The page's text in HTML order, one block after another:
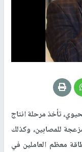
تأخذ مرحلة انتاج
للمصابين، وكذلك
معظم العاملين في